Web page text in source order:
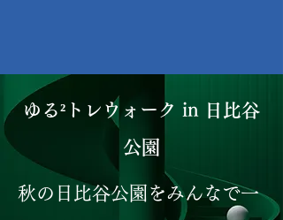
ゆる² トレウォーク in 日比谷
公園
秋の日比谷公園をみんなで一